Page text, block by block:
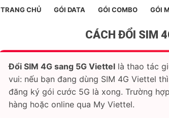
TRANG CHỦ GÓI DATA GÓI COMBO GÓI
CÁCH ĐỔI SIM
Đổi SIM 4G sang 5G Viettel là thao tác
vui: nếu bạn đang dùng SIM 4G Viettel thì
đăng ký gói cước 5G là xong. Trường
hàng hoặc online qua My Viettel.